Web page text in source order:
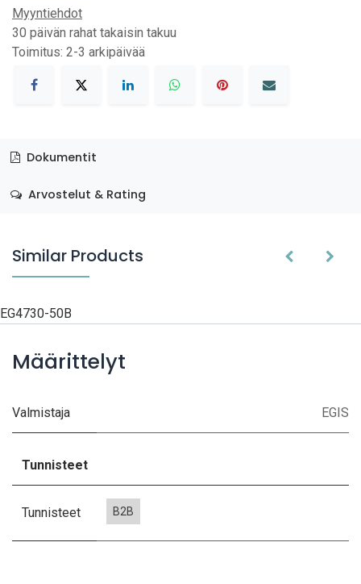
Myyntiehdot
30 päivän rahat takaisin takuu
Toimitus: 2-3 arkipäivää
Dokumentit
Arvostelut & Rating
Similar Products
EG4730-50B
Määrittelyt
Valmistaja EGIS
Tunnisteet
Tunnisteet B2B